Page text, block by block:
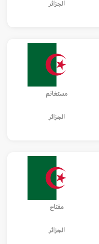
الجزائر
مستغانم
الجزائر
مفتاح
الجزائر